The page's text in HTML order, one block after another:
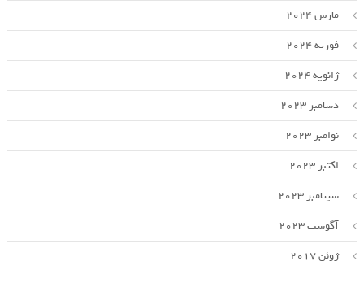
مارس 2024
فوریه 2024
ژانویه 2024
دسامبر 2023
نوامبر 2023
اکتبر 2023
سپتامبر 2023
آگوست 2023
ژوئن 2017